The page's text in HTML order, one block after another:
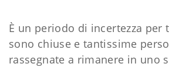
È un periodo di incertezza per
sono chiuse e tantissime
rassegnate a rimanere in uno